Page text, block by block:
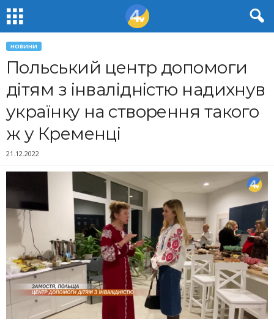
НОВИНИ
Польський центр допомоги
дітям з інвалідністю надихнув
українку на створення такого
ж у Кременці
21.12.2022